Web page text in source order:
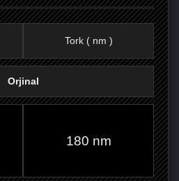
Tork ( nm )
Orjinal
180 nm